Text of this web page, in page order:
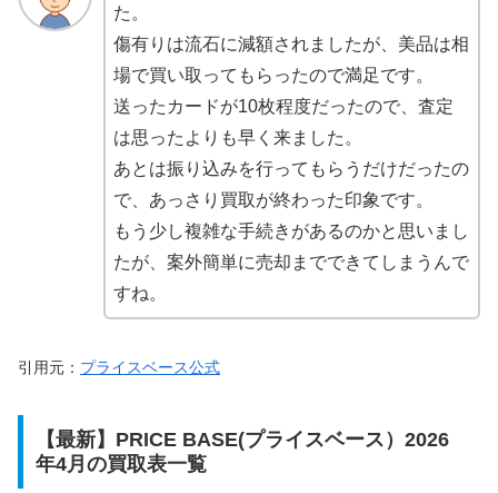
た。
傷有りは流石に減額されましたが、美品は相
場で買い取ってもらったので満足です。
送ったカードが10枚程度だったので、査定
は思ったよりも早く来ました。
あとは振り込みを行ってもらうだけだったの
で、あっさり買取が終わった印象です。
もう少し複雑な手続きがあるのかと思いまし
たが、案外簡単に売却までできてしまうんで
すね。
引用元： プライスベース公式
【最新】PRICE BASE(プライスベース）2026
年4月の買取表一覧